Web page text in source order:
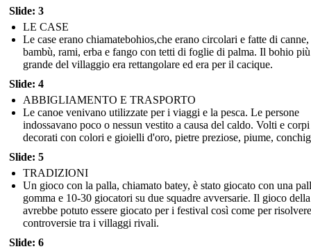
Slide: 3
LE CASE
Le case erano chiamatebohios,che erano circolari e fatte di canne,
bambù, rami, erba e fango con tetti di foglie di palma. Il bohio più
grande del villaggio era rettangolare ed era per il cacique.
Slide: 4
ABBIGLIAMENTO E TRASPORTO
Le canoe venivano utilizzate per i viaggi e la pesca. Le persone
indossavano poco o nessun vestito a causa del caldo. Volti e
decorati con colori e gioielli d'oro, pietre preziose, piume,
Slide: 5
TRADIZIONI
Un gioco con la palla, chiamato batey, è stato giocato con una
gomma e 10-30 giocatori su due squadre avversarie. Il gioco
avrebbe potuto essere giocato per i festival così come per
controversie tra i villaggi rivali.
Slide: 6